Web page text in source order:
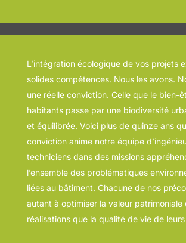
L’intégration écologique de vos projets
solides compétences. Nous les avons.
une réelle conviction. Celle que le bien-
habitants passe par une biodiversité
et équilibrée. Voici plus de quinze ans
conviction anime notre équipe
techniciens dans des missions
l’ensemble des problématiques
liées au bâtiment. Chacune de nos
autant à optimiser la valeur patrimoniale
réalisations que la qualité de vie de